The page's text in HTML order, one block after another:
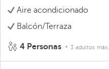
Aire acondicionado
Balcón/Terraza
4 Personas 3 adultos máx.